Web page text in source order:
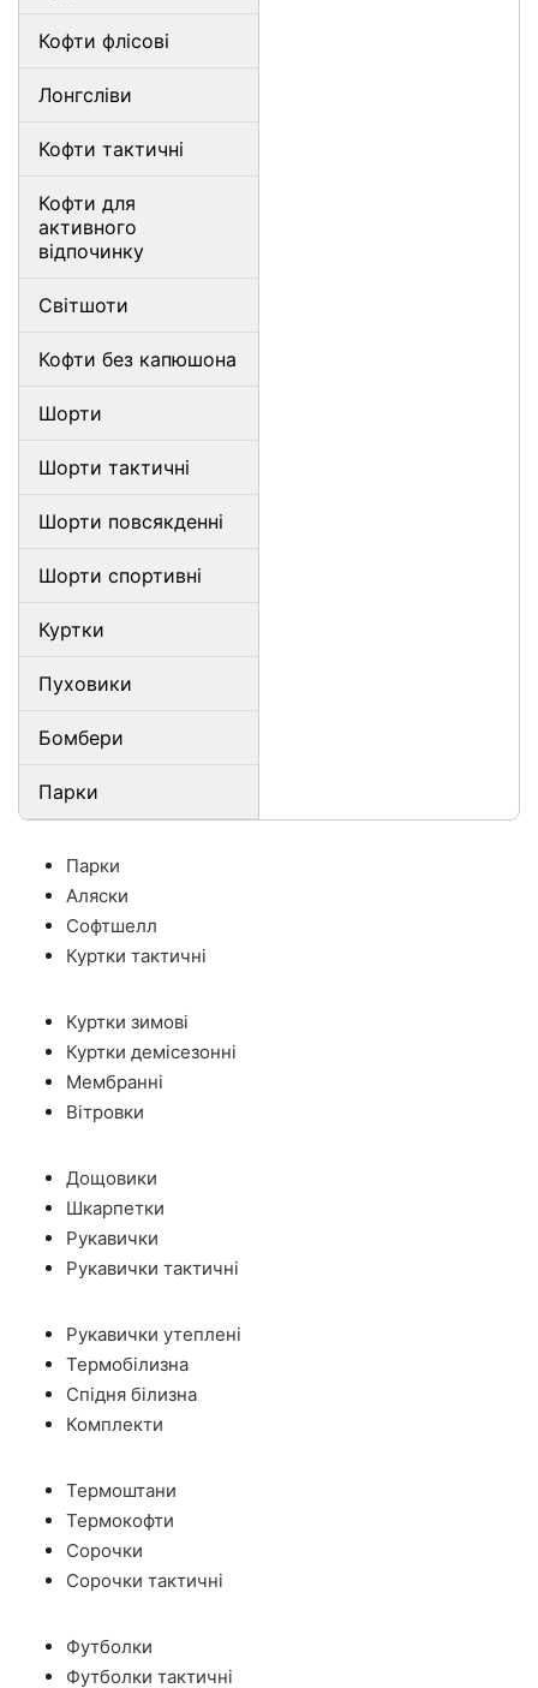
Кофти флісові
Лонгсліви
Кофти тактичні
Кофти для
активного
відпочинку
Світшоти
Кофти без капюшона
Шорти
Шорти тактичні
Шорти повсякденні
Шорти спортивні
Куртки
Пуховики
Бомбери
Парки
Парки
Аляски
Софтшелл
Куртки тактичні
Куртки зимові
Куртки демісезонні
Мембранні
Вітровки
Дощовики
Шкарпетки
Рукавички
Рукавички тактичні
Рукавички утеплені
Термобілизна
Спідня білизна
Комплекти
Термоштани
Термокофти
Сорочки
Сорочки тактичні
Футболки
Футболки тактичні